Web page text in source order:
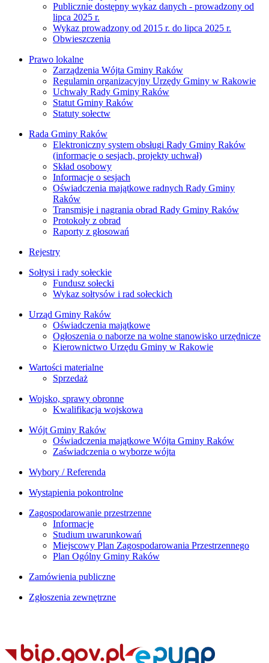
Publicznie dostępny wykaz danych - prowadzony od
lipca 2025 r.
Wykaz prowadzony od 2015 r. do lipca 2025 r.
Obwieszczenia
Prawo lokalne
Zarządzenia Wójta Gminy Raków
Regulamin organizacyjny Urzędy Gminy w Rakowie
Uchwały Rady Gminy Raków
Statut Gminy Raków
Statuty sołectw
Rada Gminy Raków
Elektroniczny system obsługi Rady Gminy Raków
(informacje o sesjach, projekty uchwał)
Skład osobowy
Informacje o sesjach
Oświadczenia majątkowe radnych Rady Gminy
Raków
Transmisje i nagrania obrad Rady Gminy Raków
Protokoły z obrad
Raporty z głosowań
Rejestry
Sołtysi i rady sołeckie
Fundusz sołecki
Wykaz sołtysów i rad sołeckich
Urząd Gminy Raków
Oświadczenia majątkowe
Ogłoszenia o naborze na wolne stanowisko urzędnicze
Kierownictwo Urzędu Gminy w Rakowie
Wartości materialne
Sprzedaż
Wojsko, sprawy obronne
Kwalifikacja wojskowa
Wójt Gminy Raków
Oświadczenia majątkowe Wójta Gminy Raków
Zaświadczenia o wyborze wójta
Wybory / Referenda
Wystąpienia pokontrolne
Zagospodarowanie przestrzenne
Informacje
Studium uwarunkowań
Miejscowy Plan Zagospodarowania Przestrzennego
Plan Ogólny Gminy Raków
Zamówienia publiczne
Zgłoszenia zewnętrzne